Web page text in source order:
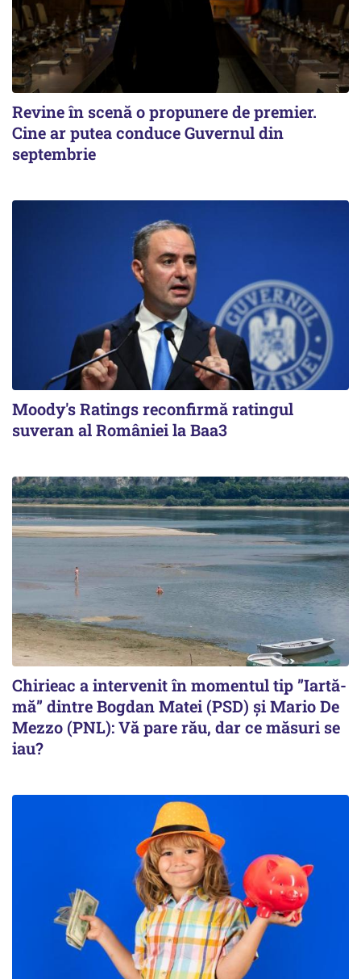
Revine în scenă o propunere de premier.
Cine ar putea conduce Guvernul din
septembrie
Moody's Ratings reconfirmă ratingul
suveran al României la Baa3
Chirieac a intervenit în momentul tip ”Iartă-
mă” dintre Bogdan Matei (PSD) și Mario De
Mezzo (PNL): Vă pare rău, dar ce măsuri se
iau?